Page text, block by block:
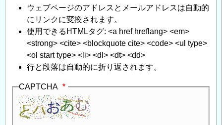
ウェブページのアドレスとメールアドレスは自動的
にリンクに変換されます。
使用できるHTMLタグ: <a href hreflang> <em>
<strong> <cite> <blockquote cite> <code> <ul type>
<ol start type> <li> <dl> <dt> <dd>
行と段落は自動的に折り返されます。
CAPTCHA